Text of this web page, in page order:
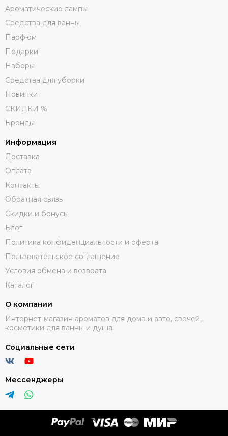
Ароматические лампы
Средства для ванны
Парфюм
Подарки
Наборы
Средства для уборки
Новинки
СКИДКИ %
Бренды
Информация
Доставка
Оплата
Контакты
Обратная связь
Скидки и бонусы
Блог
Политика конфиденциальности и оферта
Пользовательское соглашение
Условия обмена и возврата
Каталог
О компании
Интернет-магазин ароматов для дома и авто, свечей,
косметики для ванны и душа.
Социальные сети
Мессенджеры